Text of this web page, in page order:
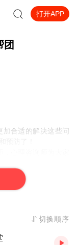
打开APP
团
合适的解决这些问
心理咨询师为大家
切换顺序